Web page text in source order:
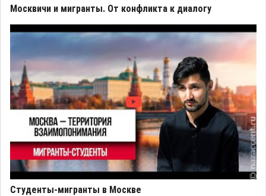
Москвичи и мигранты. От конфликта к диалогу
Студенты-мигранты в Москве